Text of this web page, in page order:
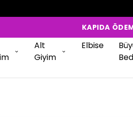
KREDİ
Alt
Giyim
Elbise